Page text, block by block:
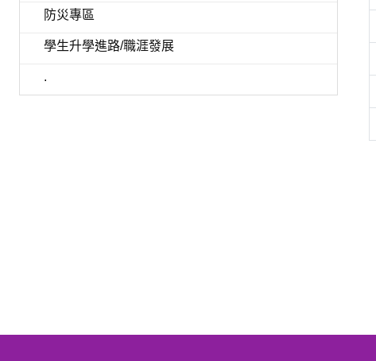
防災專區
學生升學進路/職涯發展
.